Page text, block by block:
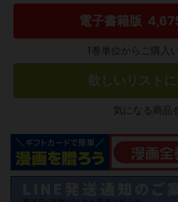
電子書籍版
1巻単位からご購入
欲しいリスト
気になる商品